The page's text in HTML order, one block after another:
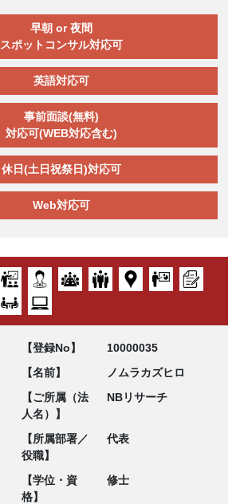
早朝 or 夜間
スポットコンサル対応可
英語対応可
事前面談(無料)
対応可(WEB対応含む)
休日(土日祝祭日)対応可
Web対応可
【登録No】
10000035
【名前】
ノムラカズヒロ
【ご所属（法
人名）】
NBリサーチ
【所属部署／
役職】
代表
【学位・資
格】
修士